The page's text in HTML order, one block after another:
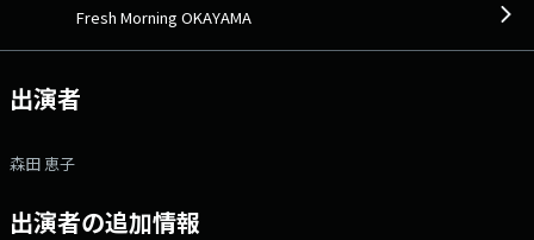
okayama.co.jp/freshmorning_okayama/index.html メールアドレス：
「#フレモニ」 Xアカウントは「@FMOKAYAMA768」
Fresh Morning OKAYAMA
出演者
森田 恵子
出演者の追加情報